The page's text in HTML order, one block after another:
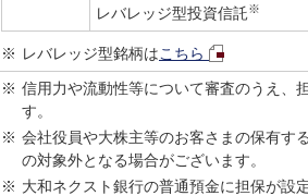
レバレッジ型投資信託※
※ レバレッジ型銘柄はこちら
※ 信用力や流動性等について審査のうえ、
す。
※ 会社役員や大株主等のお客さまの保有す
の対象外となる場合がございます。
※ 大和ネクスト銀行の普通預金に担保が設